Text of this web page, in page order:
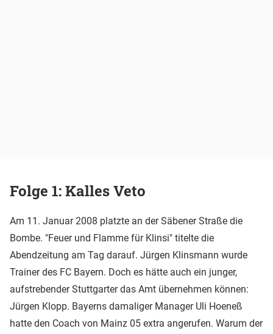
Folge 1: Kalles Veto
Am 11. Januar 2008 platzte an der Säbener Straße die
Bombe. "Feuer und Flamme für Klinsi" titelte die
Abendzeitung am Tag darauf. Jürgen Klinsmann wurde
Trainer des FC Bayern. Doch es hätte auch ein junger,
aufstrebender Stuttgarter das Amt übernehmen können:
Jürgen Klopp. Bayerns damaliger Manager Uli Hoeneß
hatte den Coach von Mainz 05 extra angerufen. Warum der